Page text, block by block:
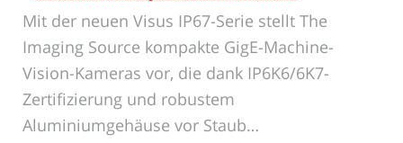
Mit der neuen Visus IP67-Serie stellt The
Imaging Source kompakte GigE-Machine-
Vision-Kameras vor, die dank IP6K6/6K7-
Zertifizierung und robustem
Aluminiumgehäuse vor Staub…